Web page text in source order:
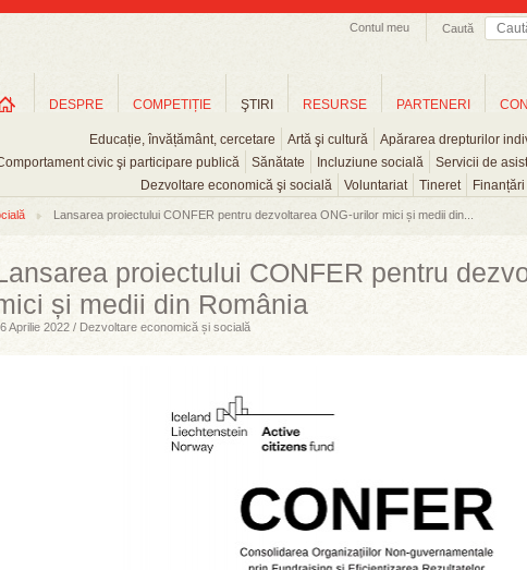
Caută
Contul meu
DESPRE COMPETIȚIE ŞTIRI
Educație, învățământ, cercetare Artă şi cultură
Apărarea drepturilor
civic şi participare publică
Sănătate Incluziune socială Servicii de
Dezvoltare economică şi socială
Voluntariat Tineret Finanțări
RESURSE PARTENERI
Lansarea proiectului CONFER pentru dezvoltarea ONG-urilor mici și medii din...
proiectului CONFER pentru
și medii din România
Aprilie 2022 / Dezvoltare economică și socială